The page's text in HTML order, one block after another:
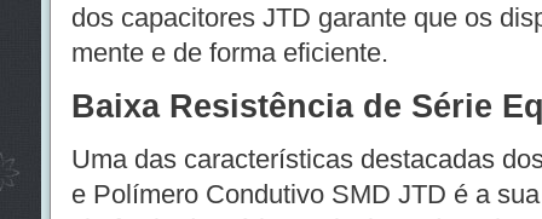
dos capacitores JTD garante que os
mente e de forma eficiente.
Baixa Resistência de Série
Uma das características destacadas
e Polímero Condutivo SMD JTD é a